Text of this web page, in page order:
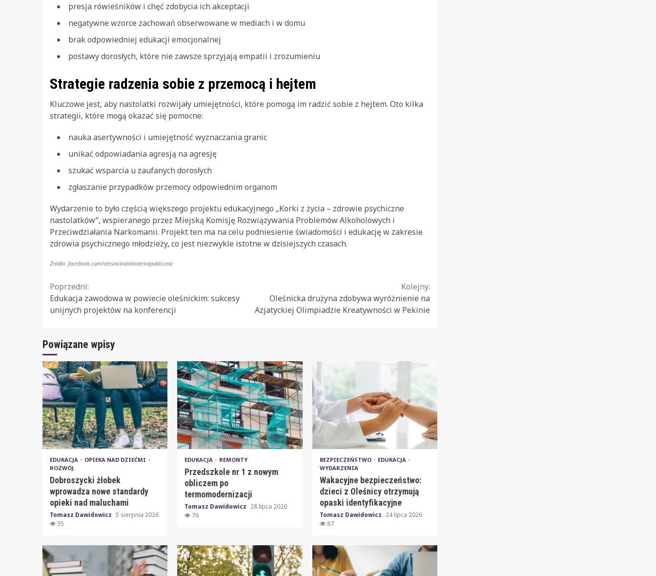
presja rówieśników i chęć zdobycia ich akceptacji
negatywne wzorce zachowań obserwowane w mediach i w domu
brak odpowiedniej edukacji emocjonalnej
postawy dorosłych, które nie zawsze sprzyjają empatii i zrozumieniu
Strategie radzenia sobie z przemocą i hejtem
Kluczowe jest, aby nastolatki rozwijały umiejętności, które pomogą im radzić sobie z hejtem. Oto kilka
strategii, które mogą okazać się pomocne:
nauka asertywności i umiejętność wyznaczania granic
unikać odpowiadania agresją na agresję
szukać wsparcia u zaufanych dorosłych
zgłaszanie przypadków przemocy odpowiednim organom
Wydarzenie to było częścią większego projektu edukacyjnego „Korki z życia – zdrowie psychiczne
nastolatków”, wspieranego przez Miejską Komisję Rozwiązywania Problemów Alkoholowych i
Przeciwdziałania Narkomanii. Projekt ten ma na celu podniesienie świadomości i edukację w zakresie
zdrowia psychicznego młodzieży, co jest niezwykle istotne w dzisiejszych czasach.
Źródło: facebook.com/olesnickabibliotekapubliczna
Continue
Reading
Poprzedni:
Edukacja zawodowa w powiecie oleśnickim: sukcesy
unijnych projektów na konferencji
Kolejny:
Oleśnicka drużyna zdobywa wyróżnienie na
Azjatyckiej Olimpiadzie Kreatywności w Pekinie
Powiązane wpisy
EDUKACJA
OPIEKA NAD DZIEĆMI
ROZWÓJ
Dobroszycki żłobek
wprowadza nowe standardy
opieki nad maluchami
Tomasz Dawidowicz 5 sierpnia 2026
35
EDUKACJA REMONTY
Przedszkole nr 1 z nowym
obliczem po
termomodernizacji
Tomasz Dawidowicz 28 lipca 2026
76
BEZPIECZEŃSTWO
EDUKACJA
WYDARZENIA
Wakacyjne bezpieczeństwo:
dzieci z Oleśnicy otrzymują
opaski identyfikacyjne
Tomasz Dawidowicz 24 lipca 2026
87